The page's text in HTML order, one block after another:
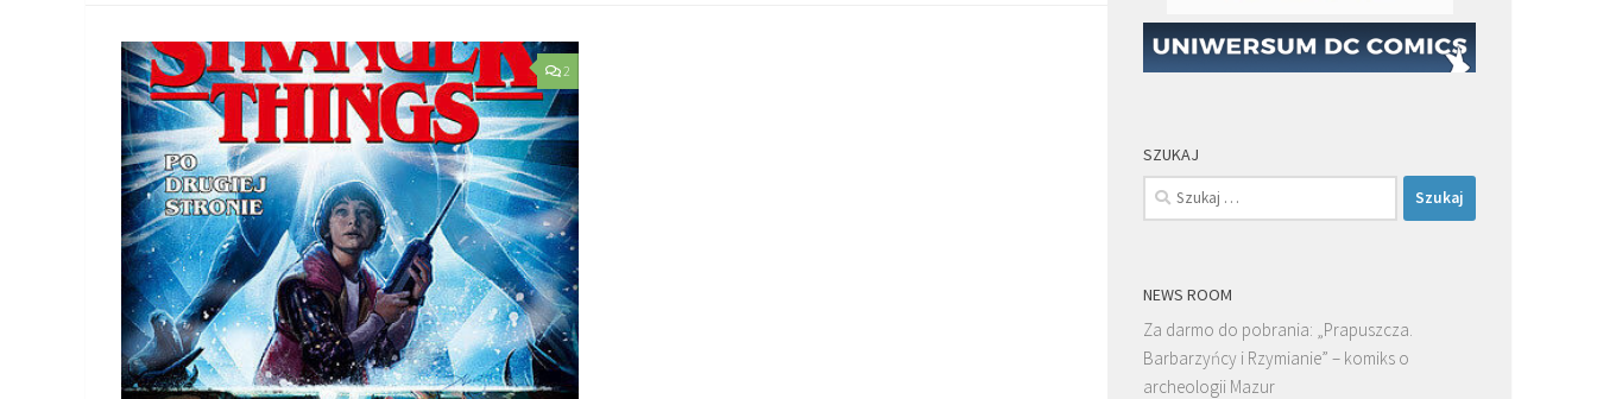
2
SZUKAJ
Szukaj:
NEWS ROOM
Za darmo do pobrania: „Prapuszcza.
Barbarzyńcy i Rzymianie” – komiks o
archeologii Mazur